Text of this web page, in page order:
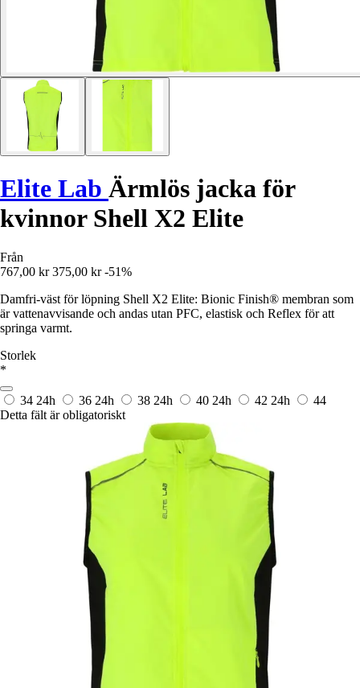
Elite Lab Ärmlös jacka för
kvinnor Shell X2 Elite
Från
767,00 kr 375,00 kr -51%
Damfri-väst för löpning Shell X2 Elite: Bionic Finish® membran som
är vattenavvisande och andas utan PFC, elastisk och Reflex för att
springa varmt.
Storlek
*
34 24h 36 24h 38 24h 40 24h 42 24h
44
Detta fält är obligatoriskt